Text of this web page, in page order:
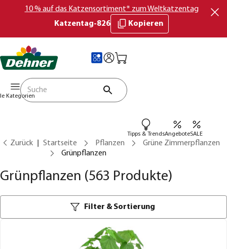
10 % auf das Katzensortiment* zum Weltkatzentag
Katzentag-826
Kopieren
Kategorien
Tipps & TrendsAngeboteSALE
Zurück Startseite Pflanzen
Grüne Zimmerpflanzen
Grünpflanzen
Grünpflanzen (563 Produkte)
Filter & Sortierung